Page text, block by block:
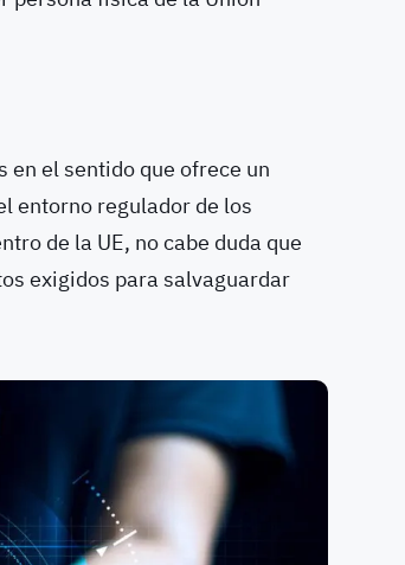
en el sentido que ofrece un
entorno regulador de los
de la UE, no cabe duda que
exigidos para salvaguardar